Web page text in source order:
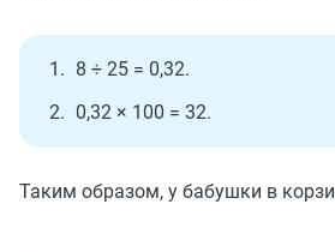
Главное действие: ввод
формулу: =B1/(B2/100).
8 ÷ 25 = 0,32.
0,32 × 100 = 32.
Таким образом, у бабушки в